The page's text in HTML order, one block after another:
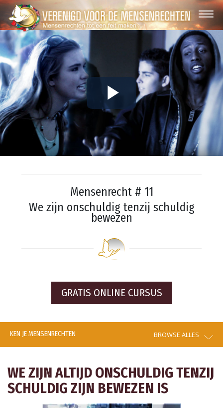
Play
Video
Mensenrecht # 11
We zijn onschuldig tenzij schuldig
bewezen
GRATIS ONLINE CURSUS
KEN JE MENSENRECHTEN BROWSE ALLES
WE ZIJN ALTIJD ONSCHULDIG TENZIJ
SCHULDIG ZIJN BEWEZEN IS